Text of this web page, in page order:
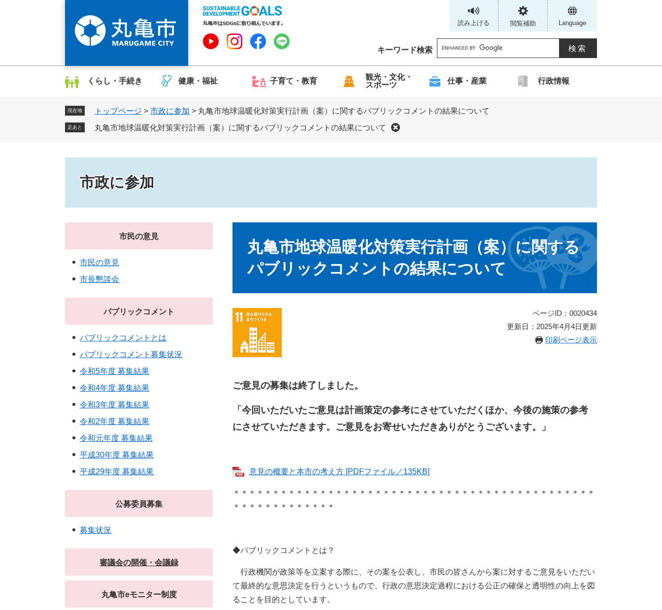
頭
飛
読み上げる 閲覧補助 Language
キーワード検索
G
o
g
l
カ
くらし・手続き 健康・福祉 子育て・教育
観光・文化・
スポーツ
仕事・産業 行政情報
現在地 トップページ > 市政に参加 > 丸亀市地球温暖化対策実行計画（案）に関するパブリックコメントの結果について
足あと 丸亀市地球温暖化対策実行計画（案）に関するパブリックコメントの結果について
市政に参加
丸亀市地球温暖化対策実行計画（案）に関する
パブリックコメントの結果について
ページID：0020434
更新日：2025年4月4日更新
印刷ページ表示
ご意見の募集は終了しました。
「今回いただいたご意見は計画策定の参考にさせていただくほか、今後の施策の参考
にさせていただきます。 ご意見をお寄せいただきありがとうございます。」
意見の概要と本市の考え方 [PDFファイル／135KB]
＊＊＊＊＊＊＊＊＊＊＊＊＊＊＊＊＊＊＊＊＊＊＊＊＊＊＊＊＊＊＊＊＊＊＊＊＊＊＊＊＊＊＊＊＊＊
＊＊＊＊＊＊＊＊＊＊＊＊＊
◆パブリックコメントとは？
行政機関が政策等を立案する際に、その案を公表し、市民の皆さんから案に対するご意見をいただい
て最終的な意思決定を行うというもので、行政の意思決定過程における公正の確保と透明性の向上を図
ることを目的としています。
市民の意見
市民の意見
市長懇談会
パブリックコメント
パブリックコメントとは
パブリックコメント募集状況
令和5年度 募集結果
令和4年度 募集結果
令和3年度 募集結果
令和2年度 募集結果
令和元年度 募集結果
平成30年度 募集結果
平成29年度 募集結果
公募委員募集
募集状況
審議会の開催・会議録
丸亀市eモニター制度